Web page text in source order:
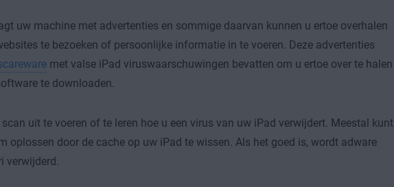
uw machine met advertenties en sommige daarvan kunnen u ertoe overhalen
te bezoeken of persoonlijke informatie in te voeren. Deze advertenties
met valse iPad viruswaarschuwingen bevatten om u ertoe over te halen
te downloaden.
uit te voeren of te leren hoe u een virus van uw iPad verwijdert. Meestal kunt
oplossen door de cache op uw iPad te wissen. Als het goed is, wordt adware
verwijderd.